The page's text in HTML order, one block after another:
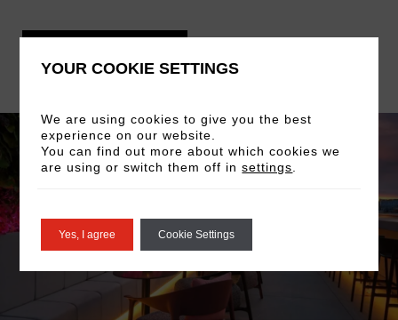
YOUR COOKIE SETTINGS
We are using cookies to give you the best
experience on our website.
You can find out more about which cookies we
are using or switch them off insettings
Yes, I agree Cookie Settings